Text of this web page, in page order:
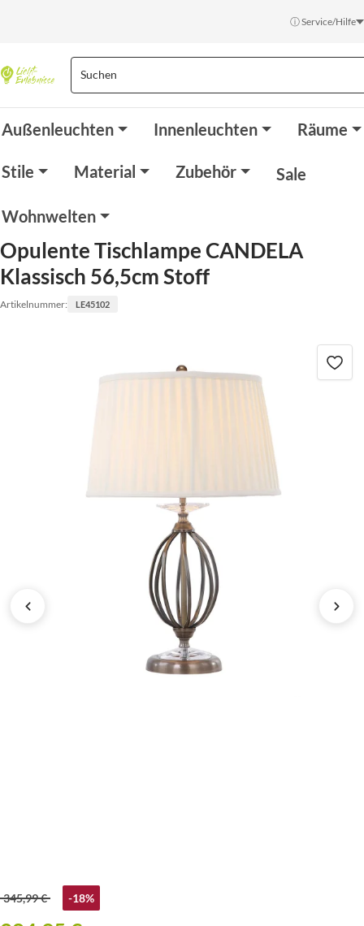
ⓘ Service/Hilfe
Außenleuchten Innenleuchten Räume
Stile Material Zubehör Sale
Wohnwelten
Opulente Tischlampe CANDELA
Klassisch 56,5cm Stoff
Artikelnummer: LE45102
345,99 € -18%